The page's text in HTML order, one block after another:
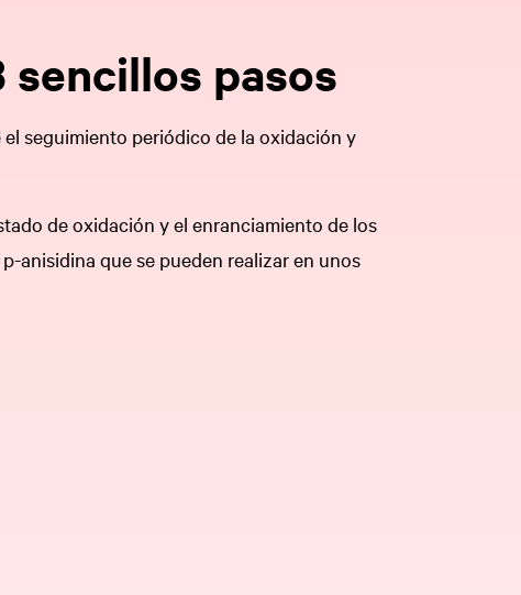
pasos
seguimiento periódico de la oxidación y
de oxidación y el enranciamiento de los
anisidina que se pueden realizar en unos